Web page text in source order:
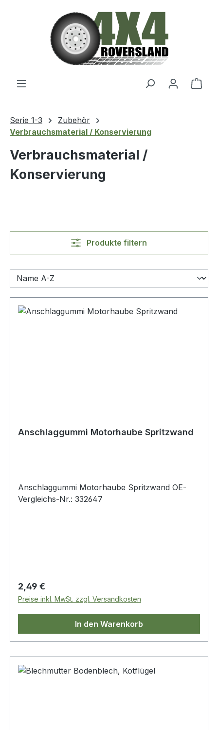
Zum Hauptinhalt springen
Serie 1-3
Zubehör
Verbrauchsmaterial / Konservierung
Verbrauchsmaterial /
Konservierung
Produkte filtern
Anschlaggummi Motorhaube Spritzwand
Anschlaggummi Motorhaube Spritzwand OE-
Vergleichs-Nr.: 332647
Regulärer Preis:
2,49 €
Preise inkl. MwSt. zzgl. Versandkosten
In den Warenkorb